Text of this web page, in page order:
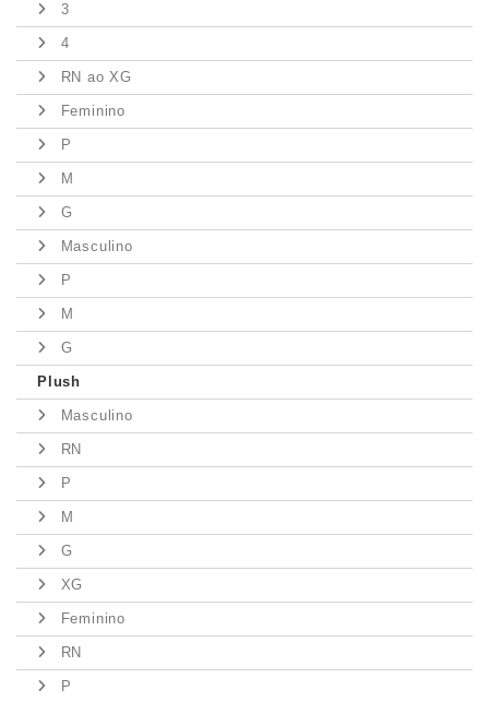
3
4
RN ao XG
Feminino
P
M
G
Masculino
P
M
G
Plush
Masculino
RN
P
M
G
XG
Feminino
RN
P